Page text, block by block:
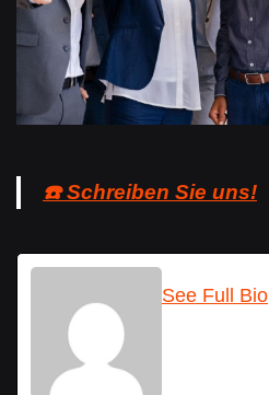
☎️ Schreiben Sie uns!
See Full Bio